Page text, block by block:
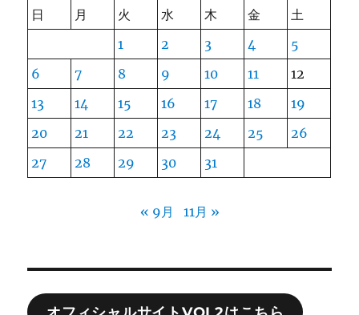
日
月 火 水 木 金
土
1
2 3 4
5
6
7 8 9 10 11
12
13
14 15 16 17 18
19
20
21 22 23 24 25
26
27
28 29 30 31
« 9月 11月 »